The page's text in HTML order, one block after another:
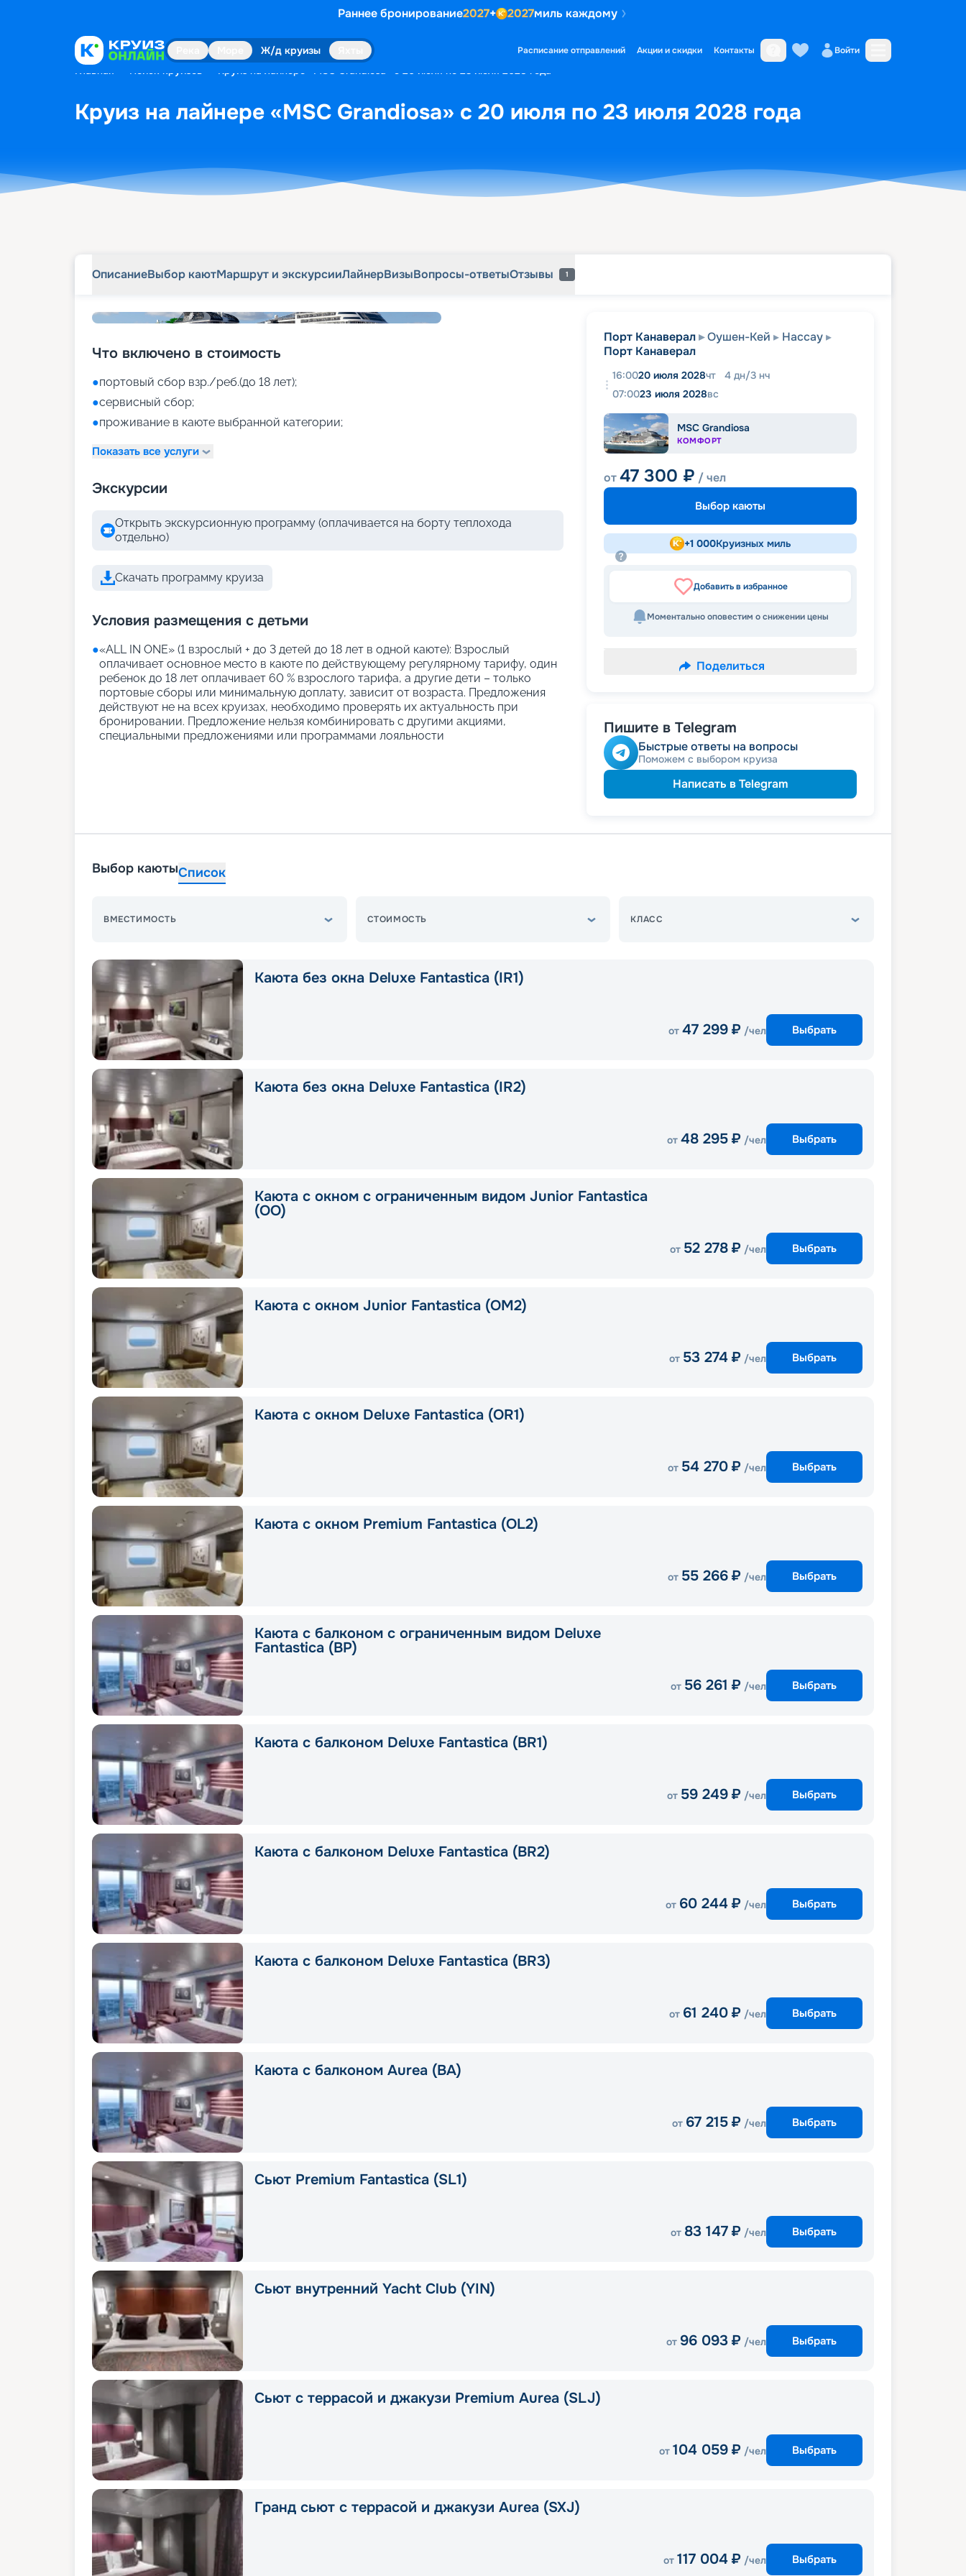
Раннее бронирование2027+ 2027миль каждому
Ж/д круизы Расписание отправлений Акции и скидки Контакты Войти
Главная Поиск круизов Круиз на лайнере «MSC Grandiosa» с 20 июля по 23 июля 2028 года
Круиз на лайнере «MSC Grandiosa» с 20 июля по 23 июля 2028 года
ОписаниеВыбор каютМаршрут и экскурсииЛайнерВизыВопросы-ответыОтзывы 1
Что включено в стоимость
●портовый сбор взр./реб.(до 18 лет);
●сервисный сбор;
●проживание в каюте выбранной категории;
Показать все услуги
Экскурсии
Открыть экскурсионную программу (оплачивается на борту теплохода
отдельно)
Скачать программу круиза
Условия размещения с детьми
●«АLL IN ONE» (1 взрослый + до 3 детей до 18 лет в одной каюте): Взрослый
оплачивает основное место в каюте по действующему регулярному тарифу, один
ребенок до 18 лет оплачивает 60 % взрослого тарифа, а другие дети – только
портовые сборы или минимальную доплату, зависит от возраста. Предложения
действуют не на всех круизах, необходимо проверять их актуальность при
бронировании. Предложение нельзя комбинировать с другими акциями,
специальными предложениями или программами лояльности
Порт Канаверал Оушен-Кей
Нассау
Порт Канаверал
16:0020 июля 2028чт 4 дн/3 нч
07:0023 июля 2028вс
MSC Grandiosa
КОМФОРТ
от47 300 ₽ / чел
Выбор каюты
+1 000Круизных миль
Добавить в избранное
Моментально оповестим о снижении цены
Поделиться
Пишите в Telegram
Быстрые ответы на вопросы
Поможем с выбором круиза
Написать в Telegram
Выбор каютыСписок
ВМЕСТИМОСТЬ СТОИМОСТЬ КЛАСС
Каюта без окна Deluxe Fantastica (IR1)
от 47 299 ₽ /чел Выбрать
Каюта без окна Deluxe Fantastica (IR2)
от 48 295 ₽ /чел Выбрать
Каюта с окном с ограниченным видом Junior Fantastica
(OO)
от 52 278 ₽ /чел Выбрать
Каюта с окном Junior Fantastica (OM2)
от 53 274 ₽ /чел Выбрать
Каюта с окном Deluxe Fantastica (OR1)
от 54 270 ₽ /чел Выбрать
Каюта с окном Premium Fantastica (OL2)
от 55 266 ₽ /чел Выбрать
Каюта с балконом с ограниченным видом Deluxe
Fantastica (BP)
от 56 261 ₽ /чел Выбрать
Каюта с балконом Deluxe Fantastica (BR1)
от 59 249 ₽ /чел Выбрать
Каюта с балконом Deluxe Fantastica (BR2)
от 60 244 ₽ /чел Выбрать
Каюта с балконом Deluxe Fantastica (BR3)
от 61 240 ₽ /чел Выбрать
Каюта с балконом Aurea (BA)
от 67 215 ₽ /чел Выбрать
Сьют Premium Fantastica (SL1)
от 83 147 ₽ /чел Выбрать
Сьют внутренний Yacht Club (YIN)
от 96 093 ₽ /чел Выбрать
Сьют с террасой и джакузи Premium Aurea (SLJ)
от 104 059 ₽ /чел Выбрать
Гранд сьют с террасой и джакузи Aurea (SXJ)
от 117 004 ₽ /чел Выбрать